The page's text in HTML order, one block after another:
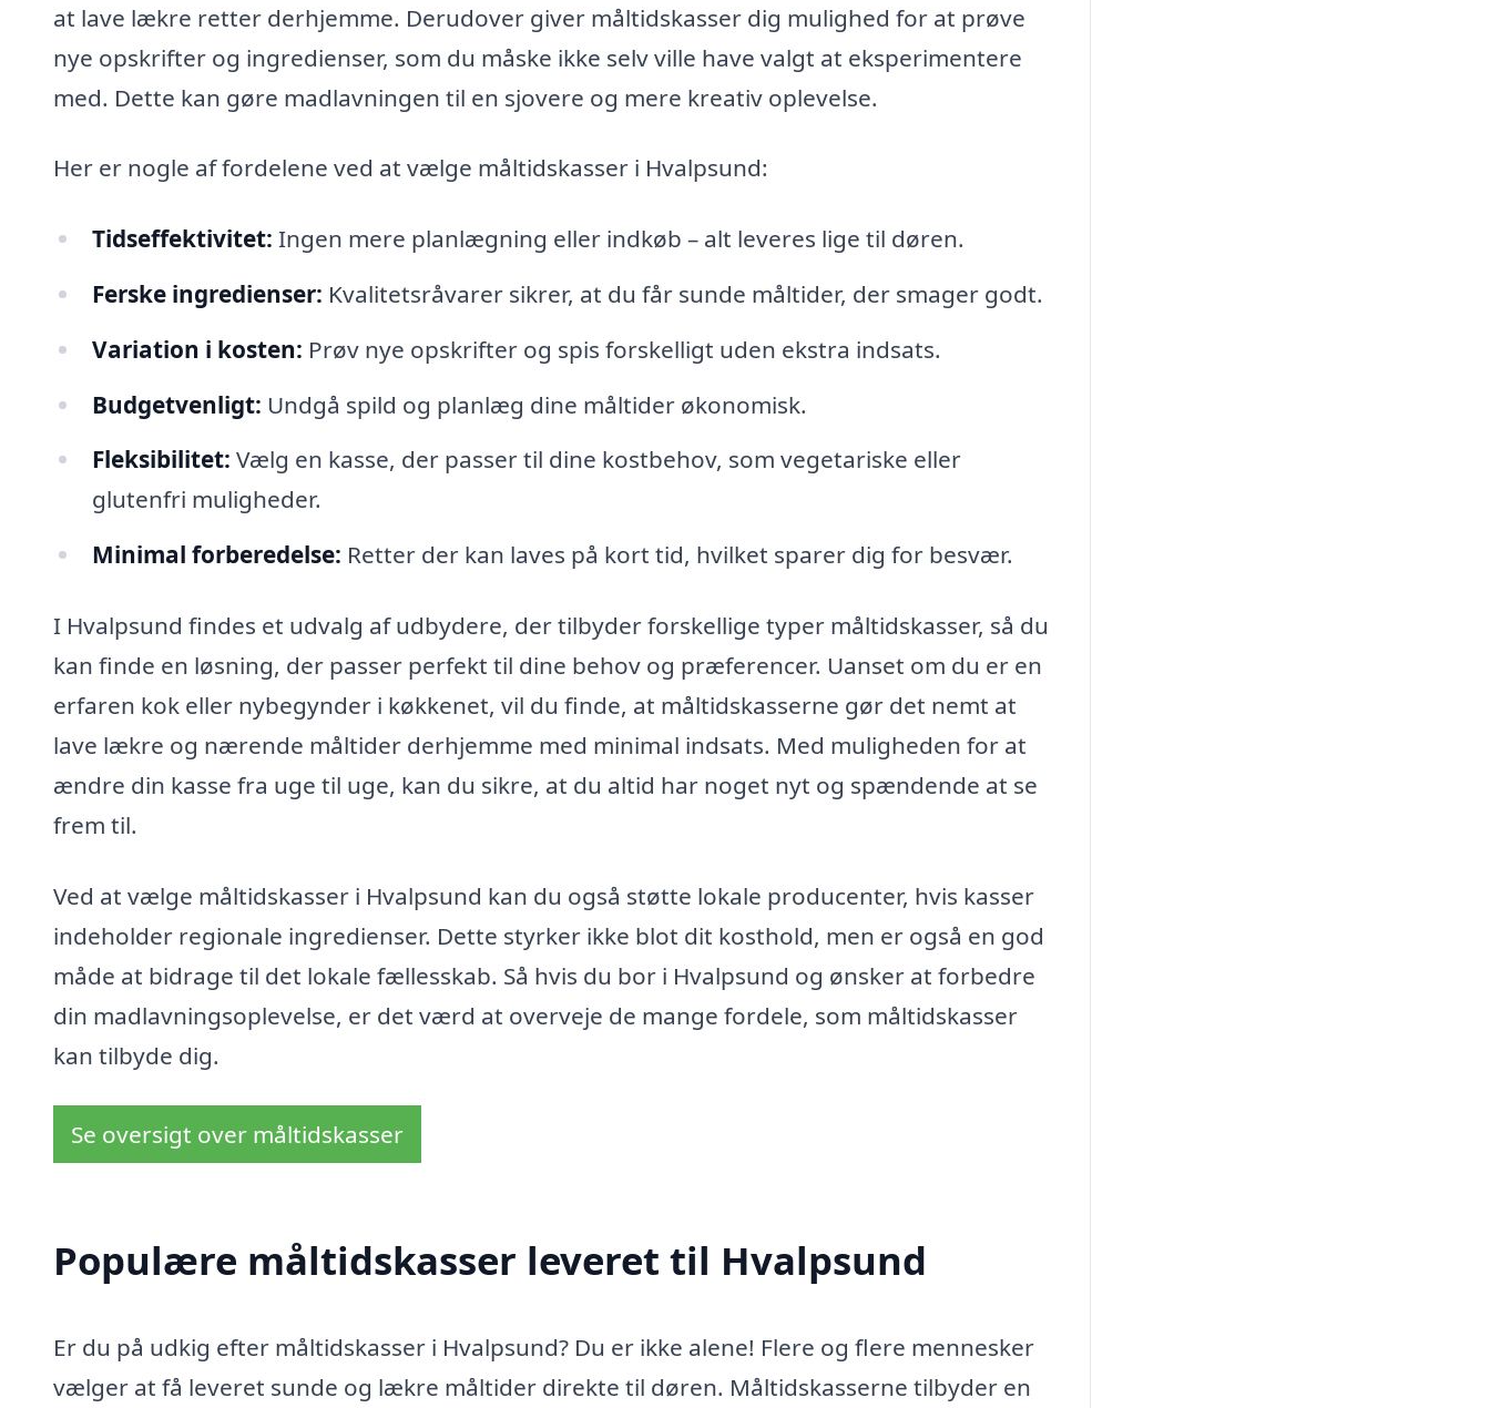
at lave lækre retter derhjemme. Derudover giver måltidskasser dig mulighed for at prøve
nye opskrifter og ingredienser, som du måske ikke selv ville have valgt at eksperimentere
med. Dette kan gøre madlavningen til en sjovere og mere kreativ oplevelse.
Her er nogle af fordelene ved at vælge måltidskasser i Hvalpsund:
Tidseffektivitet: Ingen mere planlægning eller indkøb – alt leveres lige til døren.
Ferske ingredienser: Kvalitetsråvarer sikrer, at du får sunde måltider, der smager godt.
Variation i kosten: Prøv nye opskrifter og spis forskelligt uden ekstra indsats.
Budgetvenligt: Undgå spild og planlæg dine måltider økonomisk.
Fleksibilitet: Vælg en kasse, der passer til dine kostbehov, som vegetariske eller
glutenfri muligheder.
Minimal forberedelse: Retter der kan laves på kort tid, hvilket sparer dig for besvær.
I Hvalpsund findes et udvalg af udbydere, der tilbyder forskellige typer måltidskasser, så du
kan finde en løsning, der passer perfekt til dine behov og præferencer. Uanset om du er en
erfaren kok eller nybegynder i køkkenet, vil du finde, at måltidskasserne gør det nemt at
lave lækre og nærende måltider derhjemme med minimal indsats. Med muligheden for at
ændre din kasse fra uge til uge, kan du sikre, at du altid har noget nyt og spændende at se
frem til.
Ved at vælge måltidskasser i Hvalpsund kan du også støtte lokale producenter, hvis kasser
indeholder regionale ingredienser. Dette styrker ikke blot dit kosthold, men er også en god
måde at bidrage til det lokale fællesskab. Så hvis du bor i Hvalpsund og ønsker at forbedre
din madlavningsoplevelse, er det værd at overveje de mange fordele, som måltidskasser
kan tilbyde dig.
Se oversigt over måltidskasser
Populære måltidskasser leveret til Hvalpsund
Er du på udkig efter måltidskasser i Hvalpsund? Du er ikke alene! Flere og flere mennesker
vælger at få leveret sunde og lækre måltider direkte til døren. Måltidskasserne tilbyder en